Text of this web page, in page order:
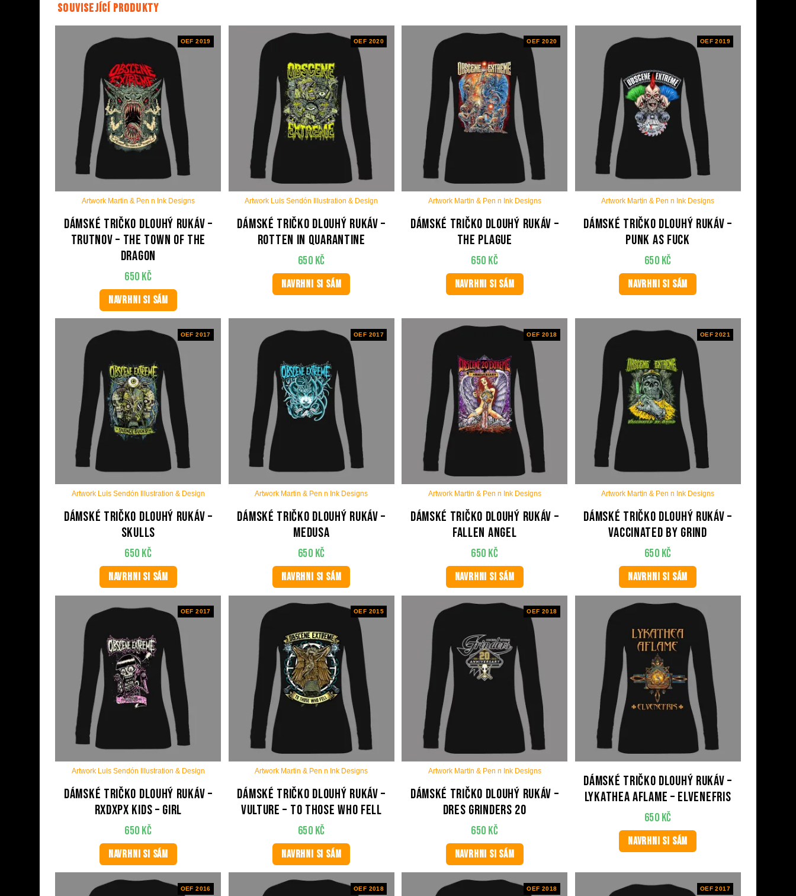
Související produkty
OEF 2019
Artwork Martin & Pen n Ink Designs
Dámské tričko dlouhý rukáv –
Trutnov – The Town Of The
Dragon
650 Kč
NAVRHNI SI SÁM
OEF 2020
Artwork Luis Sendón Illustration & Design
Dámské tričko dlouhý rukáv –
Rotten in quarantine
650 Kč
NAVRHNI SI SÁM
OEF 2020
Artwork Martin & Pen n Ink Designs
Dámské tričko dlouhý rukáv –
The plague
650 Kč
NAVRHNI SI SÁM
OEF 2019
Artwork Martin & Pen n Ink Designs
Dámské tričko dlouhý rukáv –
Punk As Fuck
650 Kč
NAVRHNI SI SÁM
OEF 2017
Artwork Luis Sendón Illustration & Design
Dámské tričko dlouhý rukáv –
Skulls
650 Kč
NAVRHNI SI SÁM
OEF 2017
Artwork Martin & Pen n Ink Designs
Dámské tričko dlouhý rukáv –
Medusa
650 Kč
NAVRHNI SI SÁM
OEF 2018
Artwork Martin & Pen n Ink Designs
Dámské tričko dlouhý rukáv –
Fallen Angel
650 Kč
NAVRHNI SI SÁM
OEF 2021
Artwork Martin & Pen n Ink Designs
Dámské tričko dlouhý rukáv –
Vaccinated by Grind
650 Kč
NAVRHNI SI SÁM
OEF 2017
Artwork Luis Sendón Illustration & Design
Dámské tričko dlouhý rukáv –
RxDxPx Kids – Girl
650 Kč
NAVRHNI SI SÁM
OEF 2015
Artwork Martin & Pen n Ink Designs
Dámské tričko dlouhý rukáv –
Vulture – To Those Who Fell
650 Kč
NAVRHNI SI SÁM
OEF 2018
Artwork Martin & Pen n Ink Designs
Dámské tričko dlouhý rukáv –
Dres Grinders 20
650 Kč
NAVRHNI SI SÁM
Dámské tričko dlouhý rukáv –
LYKATHEA AFLAME – Elvenefris
650 Kč
NAVRHNI SI SÁM
OEF 2016 OEF 2018 OEF 2018 OEF 2017